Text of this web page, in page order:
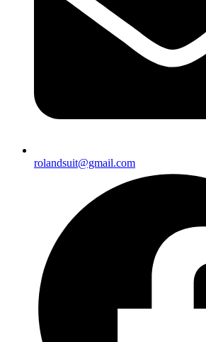
rolandsuit@gmail.com